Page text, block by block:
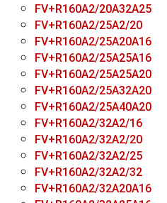
FV+R160A2/20A32A25
FV+R160A2/25A2/20
FV+R160A2/25A20A16
FV+R160A2/25A25A16
FV+R160A2/25A25A20
FV+R160A2/25A32A20
FV+R160A2/25A40A20
FV+R160A2/32A2/16
FV+R160A2/32A2/20
FV+R160A2/32A2/25
FV+R160A2/32A2/32
FV+R160A2/32A20A16